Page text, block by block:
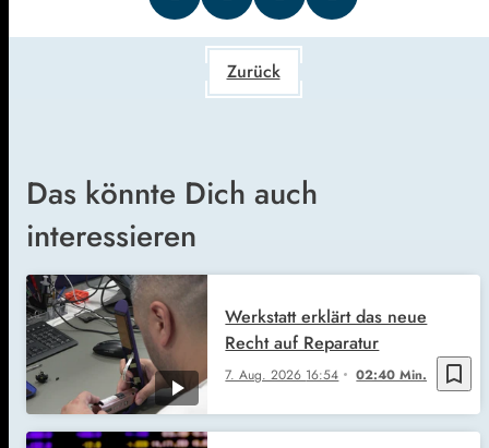
Zurück
Das könnte Dich auch
interessieren
bookmark_border
7. Aug. 2026 16:54 02:40 Min.
Werkstatt erklärt das neue
Recht auf Reparatur